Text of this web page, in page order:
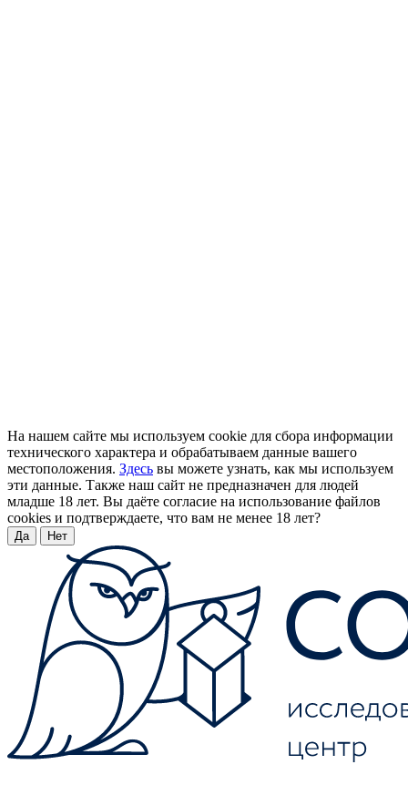
На нашем сайте мы используем cookie для сбора информации
технического характера и обрабатываем данные вашего
местоположения. Здесь вы можете узнать, как мы используем
эти данные. Также наш сайт не предназначен для людей
младше 18 лет. Вы даёте согласие на использование файлов
cookies и подтверждаете, что вам не менее 18 лет?
Да Нет